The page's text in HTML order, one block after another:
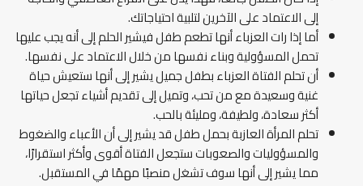
إلى الاعتماد على الآخرين لتلبية احتياجاتك.
أما إذا رات العزباء أنها تطعم طفل فيشير الحلم إلى أنه يجب عليها
تحمل المسؤولية وبناء نفسها من خلال الاعتماد على نفسها.
أن تحلم الفتاة العزباء بطفل جميل يشير إلى أنها ستعيش حياة
غنية وسعيدة مع من تحب، وتميل إلى تقديم أشياء تجعل حياتها
أكثر سعادة، ولطيفة، ومليئة بالحب.
تحلم المرأة العازبة بحمل طفل قد يشير إلى أن الأعباء والضغوط
والمسؤوليات والصعوبات ستجعل الفتاة أقوى وأكثر استقرارًا،
مما يشير إلى أنها سوف تشغل منصبًا مهمًا في المستقبل.